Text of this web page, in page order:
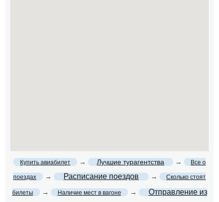
Купить авиабилет → Лучшие турагентства → Все о
поездах → Расписание поездов → Сколько стоят
билеты → Наличие мест в вагоне → Отправление из